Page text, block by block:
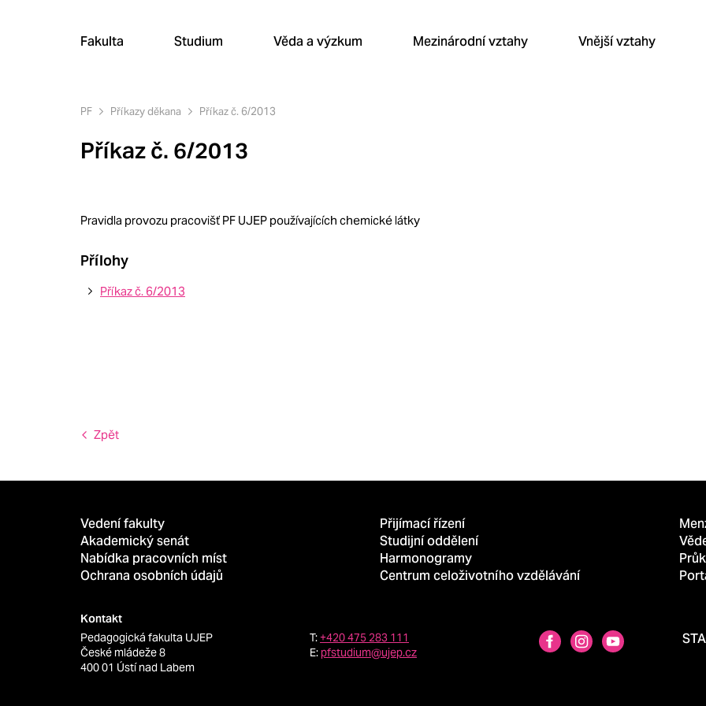
Fakulta Studium Věda a výzkum Mezinárodní vztahy Vnější vztahy
PF Příkazy děkana Příkaz č. 6/2013
Příkaz č. 6/2013
Pravidla provozu pracovišť PF UJEP používajících chemické látky
Přílohy
Příkaz č. 6/2013
Zpět
Vedení fakulty
Akademický senát
Nabídka pracovních míst
Ochrana osobních údajů
Přijímací řízení
Studijní oddělení
Harmonogramy
Centrum celoživotního vzdělávání
Kontakt
Pedagogická fakulta UJEP
České mládeže 8
400 01 Ústí nad Labem
T:+420 475 283 111
E:pfstudium@ujep.cz